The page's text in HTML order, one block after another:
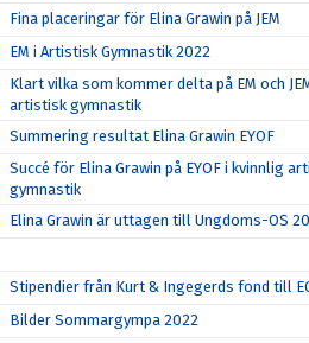
Fina placeringar för Elina Grawin på JEM
EM i Artistisk Gymnastik 2022
Klart vilka som kommer delta på EM och
artistisk gymnastik
Summering resultat Elina Grawin EYOF
Succé för Elina Grawin på EYOF i kvinnlig
gymnastik
Elina Grawin är uttagen till Ungdoms-OS
Stipendier från Kurt & Ingegerds fond till
Bilder Sommargympa 2022